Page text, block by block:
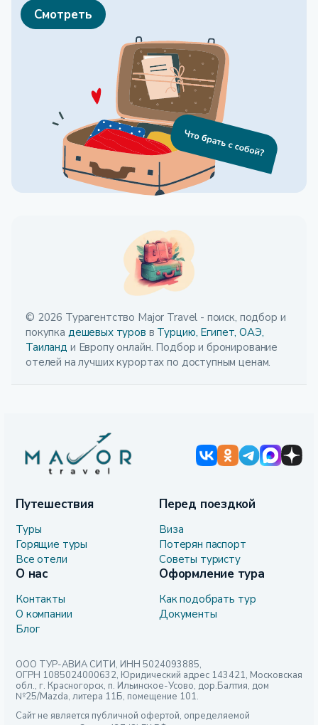
Смотреть
© 2026 Турагентство Major Travel - поиск, подбор и
покупка дешевых туров в Турцию, Египет, ОАЭ,
Таиланд и Европу онлайн. Подбор и бронирование
отелей на лучших курортах по доступным ценам.
Путешествия
Туры
Горящие туры
Все отели
Перед поездкой
Виза
Потерян паспорт
Советы туристу
Оформление тура
Как подобрать тур
Документы
О нас
Контакты
О компании
Блог
ООО ТУР-АВИА СИТИ, ИНН 5024093885,
ОГРН 1085024000632, Юридический адрес 143421, Московская
обл., г. Красногорск, п. Ильинское-Усово, дор.Балтия, дом
№25/Mazda, литера 11Б, помещение 101.
Сайт не является публичной офертой, определяемой